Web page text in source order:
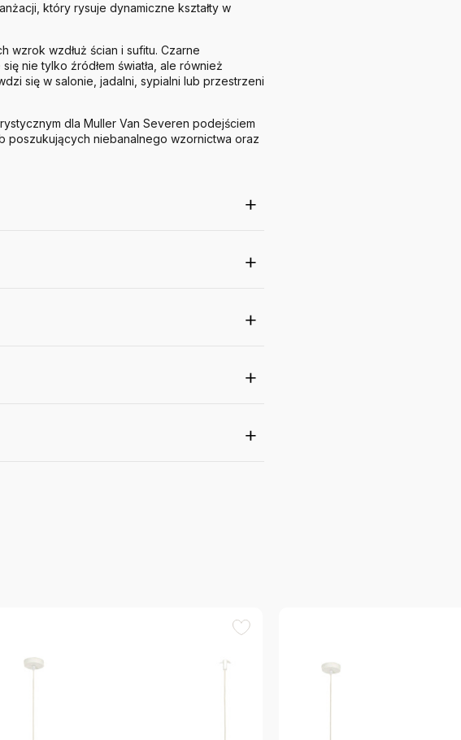
który rysuje dynamiczne kształty w
wzrok wzdłuż ścian i sufitu. Czarne
nie tylko źródłem światła, ale również
się w salonie, jadalni, sypialni lub przestrzeni
dla Muller Van Severen podejściem
poszukujących niebanalnego wzornictwa oraz